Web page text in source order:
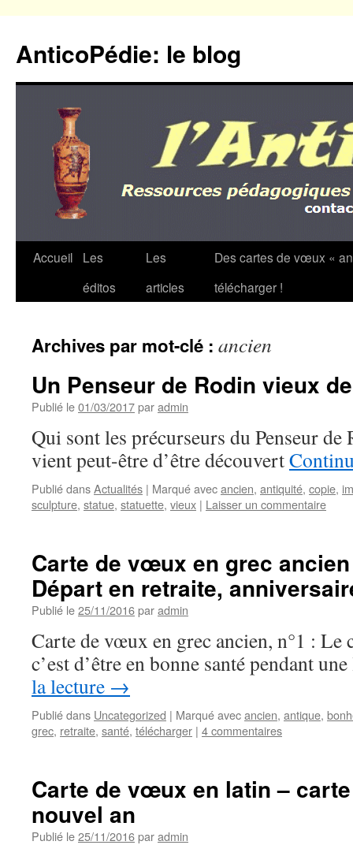
contenu
AnticoPédie: le blog
Accueil
Les
éditos
Les
articles
Des cartes de vœux «
télécharger !
Archives par mot-clé : ancien
Un Penseur de Rodin vieux
Publié le01/03/2017paradmin
Qui sont les précurseurs du Penseur
vient peut-être d’être découvert
Publié dansActualités | Marqué avecancien, antiquité, copie,
sculpture, statue, statuette, vieux | Laisser un commentaire
Carte de vœux en grec
Départ en retraite,
Publié le25/11/2016paradmin
Carte de vœux en grec ancien, n°1 : Le
c’est d’être en bonne santé pendant
la lecture →
Publié dans Uncategorized | Marqué avecancien, antique,
grec, retraite, santé, télécharger | 4 commentaires
Carte de vœux en latin –
nouvel an
Publié le25/11/2016paradmin